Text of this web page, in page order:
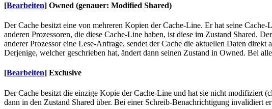
[Bearbeiten] Owned (genauer: Modified Shared)
Der Cache besitzt eine von mehreren Kopien der Cache-Line. Er hat seine
anderen Prozessoren, die diese Cache-Line haben, ist diese im Zustand Shared.
anderer Prozessor eine Lese-Anfrage, sendet der Cache die aktuellen Daten
Derjenige, welcher geschrieben hat, ändert dann seinen Zustand in Owned. Bei
[Bearbeiten] Exclusive
Der Cache besitzt die einzige Kopie der Cache-Line und hat sie nicht modifiziert
dann in den Zustand Shared über. Bei einer Schreib-Benachrichtigung invalidiert